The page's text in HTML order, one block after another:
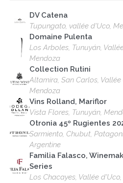
DV Catena
Tupungato, vallée d'Uco,
Domaine Pulenta
Los Arboles, Tunuyán,
Mendoza
Collection Rutini
Altamira, San Carlos, Vallée
Mendoza
Vins Rolland, Mariflor
Vista Flores, Tunuyán,
Otronia 45º Rugientes
Sarmiento, Chubut,
Argentine
Familia Falasco,
Series
Los Chacayes, Vallée